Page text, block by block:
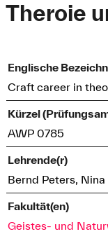
Theroie
Englische
Craft career in
Kürzel
AWP 0785
Lehrende(r)
Bernd Peters, Nina
Fakultät(en)
Geistes- und